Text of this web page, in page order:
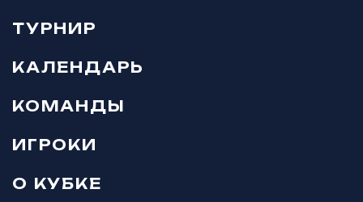
ТУРНИР
КАЛЕНДАРЬ
КОМАНДЫ
ИГРОКИ
О КУБКЕ